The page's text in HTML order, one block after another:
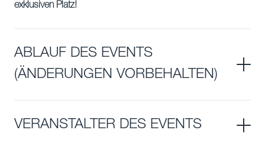
exklusiven Platz!
ABLAUF DES EVENTS
(ÄNDERUNGEN VORBEHALTEN)
VERANSTALTER DES EVENTS